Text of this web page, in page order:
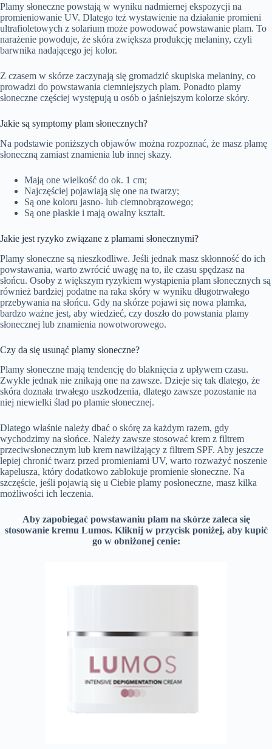
Plamy słoneczne powstają w wyniku nadmiernej ekspozycji na
promieniowanie UV. Dlatego też wystawienie na działanie promieni
ultrafioletowych z solarium może powodować powstawanie plam. To
narażenie powoduje, że skóra zwiększa produkcję melaniny, czyli
barwnika nadającego jej kolor.
Z czasem w skórze zaczynają się gromadzić skupiska melaniny, co
prowadzi do powstawania ciemniejszych plam. Ponadto plamy
słoneczne częściej występują u osób o jaśniejszym kolorze skóry.
Jakie są symptomy plam słonecznych?
Na podstawie poniższych objawów można rozpoznać, że masz plamę
słoneczną zamiast znamienia lub innej skazy.
Mają one wielkość do ok. 1 cm;
Najczęściej pojawiają się one na twarzy;
Są one koloru jasno- lub ciemnobrązowego;
Są one płaskie i mają owalny kształt.
Jakie jest ryzyko związane z plamami słonecznymi?
Plamy słoneczne są nieszkodliwe. Jeśli jednak masz skłonność do ich
powstawania, warto zwrócić uwagę na to, ile czasu spędzasz na
słońcu. Osoby z większym ryzykiem wystąpienia plam słonecznych są
również bardziej podatne na raka skóry w wyniku długotrwałego
przebywania na słońcu. Gdy na skórze pojawi się nowa plamka,
bardzo ważne jest, aby wiedzieć, czy doszło do powstania plamy
słonecznej lub znamienia nowotworowego.
Czy da się usunąć plamy słoneczne?
Plamy słoneczne mają tendencję do blaknięcia z upływem czasu.
Zwykle jednak nie znikają one na zawsze. Dzieje się tak dlatego, że
skóra doznała trwałego uszkodzenia, dlatego zawsze pozostanie na
niej niewielki ślad po plamie słonecznej.
Dlatego właśnie należy dbać o skórę za każdym razem, gdy
wychodzimy na słońce. Należy zawsze stosować krem z filtrem
przeciwsłonecznym lub krem nawilżający z filtrem SPF. Aby jeszcze
lepiej chronić twarz przed promieniami UV, warto rozważyć noszenie
kapelusza, który dodatkowo zablokuje promienie słoneczne. Na
szczęście, jeśli pojawią się u Ciebie plamy posłoneczne, masz kilka
możliwości ich leczenia.
Aby zapobiegać powstawaniu plam na skórze zaleca się
stosowanie kremu Lumos. Kliknij w przycisk poniżej, aby kupić
go w obniżonej cenie: